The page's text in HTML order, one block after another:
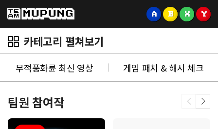
A B X Y
카테고리 펼쳐보기
무적풍화륜 최신 영상 게임 패치 & 해시 체크
팀원 참여작